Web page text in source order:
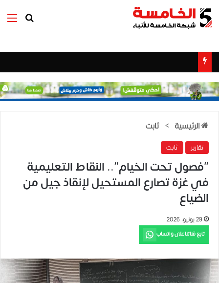
بحث عن
الرئيسية > ثابت
تقارير ثابت
“فصول تحت الخيام”.. النقاط التعليمية
في غزة تصارع المستحيل لإنقاذ جيل من
الضياع
29 يونيو، 2026
تابع قناتنا على واتساب